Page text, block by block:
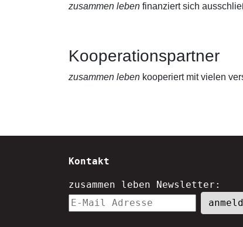
zusammen leben finanziert sich
Kooperationspartner
zusammen leben kooperiert mit vielen
Kontakt
zusammen leben Newsletter: